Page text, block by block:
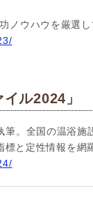
ノウハウを厳選
ル2024」
。全国の温浴
と定性情報を網